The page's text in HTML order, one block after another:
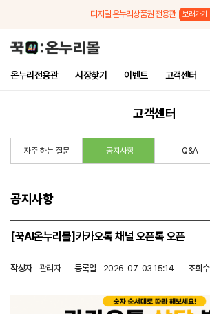
디지털 온누리상품권 전용관 보러가기
온누리전용관 시장찾기 이벤트 고객센터
고객센터
자주 하는 질문 공지사항 Q&A
공지사항
[꾹AI온누리몰]카카오톡 채널 오픈톡 오픈
작성자 관리자 등록일 2026-07-03 15:14 조회수